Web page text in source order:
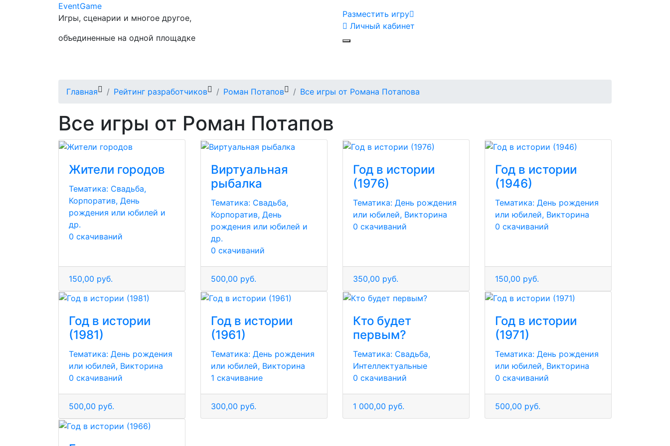
EventGame
Игры, сценарии и многое другое,
объединенные на одной площадке
Разместить игру
Личный кабинет
Главная Рейтинг разработчиков Роман Потапов Все игры от Романа Потапова
Все игры от Роман Потапов
Жители городов
Тематика: Свадьба,
Корпоратив, День
рождения или юбилей и
др.
0 скачиваний
150,00 руб.
Виртуальная
рыбалка
Тематика: Свадьба,
Корпоратив, День
рождения или юбилей и
др.
0 скачиваний
500,00 руб.
Год в истории
(1976)
Тематика: День рождения
или юбилей, Викторина
0 скачиваний
350,00 руб.
Год в истории
(1946)
Тематика: День рождения
или юбилей, Викторина
0 скачиваний
150,00 руб.
Год в истории
(1981)
Тематика: День рождения
или юбилей, Викторина
0 скачиваний
500,00 руб.
Год в истории
(1961)
Тематика: День рождения
или юбилей, Викторина
1 скачивание
300,00 руб.
Кто будет
первым?
Тематика: Свадьба,
Интеллектуальные
0 скачиваний
1 000,00 руб.
Год в истории
(1971)
Тематика: День рождения
или юбилей, Викторина
0 скачиваний
500,00 руб.